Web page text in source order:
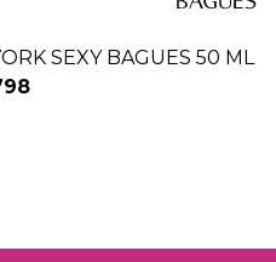
SEXY BAGUES 50 ML